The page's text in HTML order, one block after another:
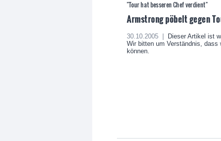
"Tour hat besseren Chef verdient"
Armstrong pöbelt gegen
30.10.2005 |
Dieser Artikel ist
Wir bitten um Verständnis, dass
können.